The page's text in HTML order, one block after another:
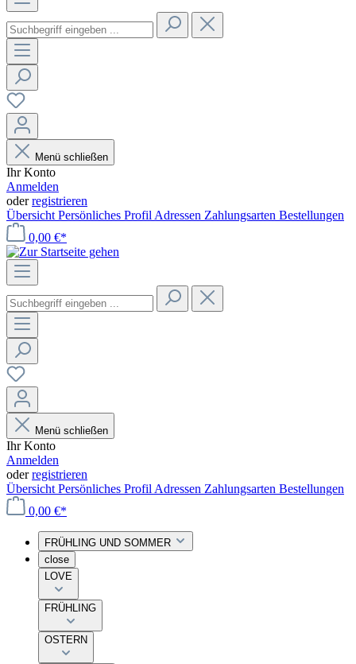
Menü schließen
Ihr Konto
Anmelden
oderregistrieren
Übersicht Persönliches Profil Adressen Zahlungsarten Bestellungen
0,00 €*
Menü schließen
Ihr Konto
Anmelden
oderregistrieren
Übersicht Persönliches Profil Adressen Zahlungsarten Bestellungen
0,00 €*
FRÜHLING UND SOMMER
close
LOVE
FRÜHLING
OSTERN